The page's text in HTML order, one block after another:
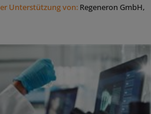
Unterstützung von: Regeneron GmbH,